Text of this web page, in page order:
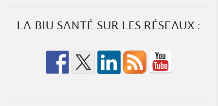
LA BIU SANTÉ SUR LES RÉSEAUX :